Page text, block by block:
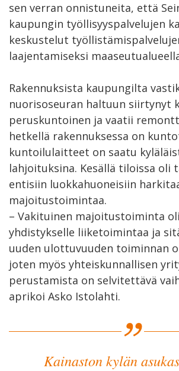
sen verran onnistuneita, että
kaupungin työllisyyspalvelujen
keskustelut
laajentamiseksi
Rakennuksista kaupungilta
nuorisoseuran haltuun siirtynyt
peruskuntoinen ja vaatii
hetkellä rakennuksessa on
kuntoilulaitteet on saatu
lahjoituksina. Kesällä tiloissa oli
entisiin luokkahuoneisiin
majoitustoimintaa.
– Vakituinen majoitustoiminta
yhdistykselle liiketoimintaa ja
uuden ulottuvuuden toiminnan
joten myös yhteiskunnallisen
perustamista on selvitettävä
aprikoi Asko Istolahti.
Kainaston kylän